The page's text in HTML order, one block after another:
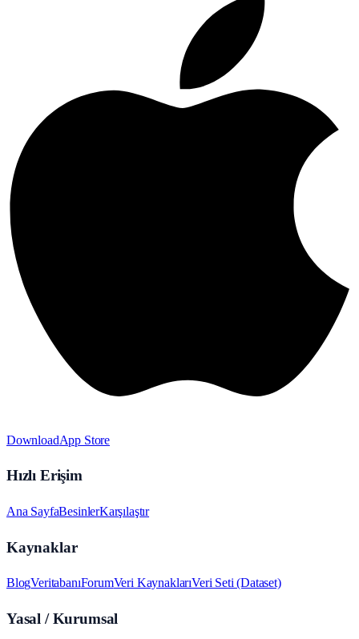
DownloadApp Store
Hızlı Erişim
Ana SayfaBesinlerKarşılaştır
Kaynaklar
BlogVeritabanıForumVeri KaynaklarıVeri Seti (Dataset)
Yasal / Kurumsal